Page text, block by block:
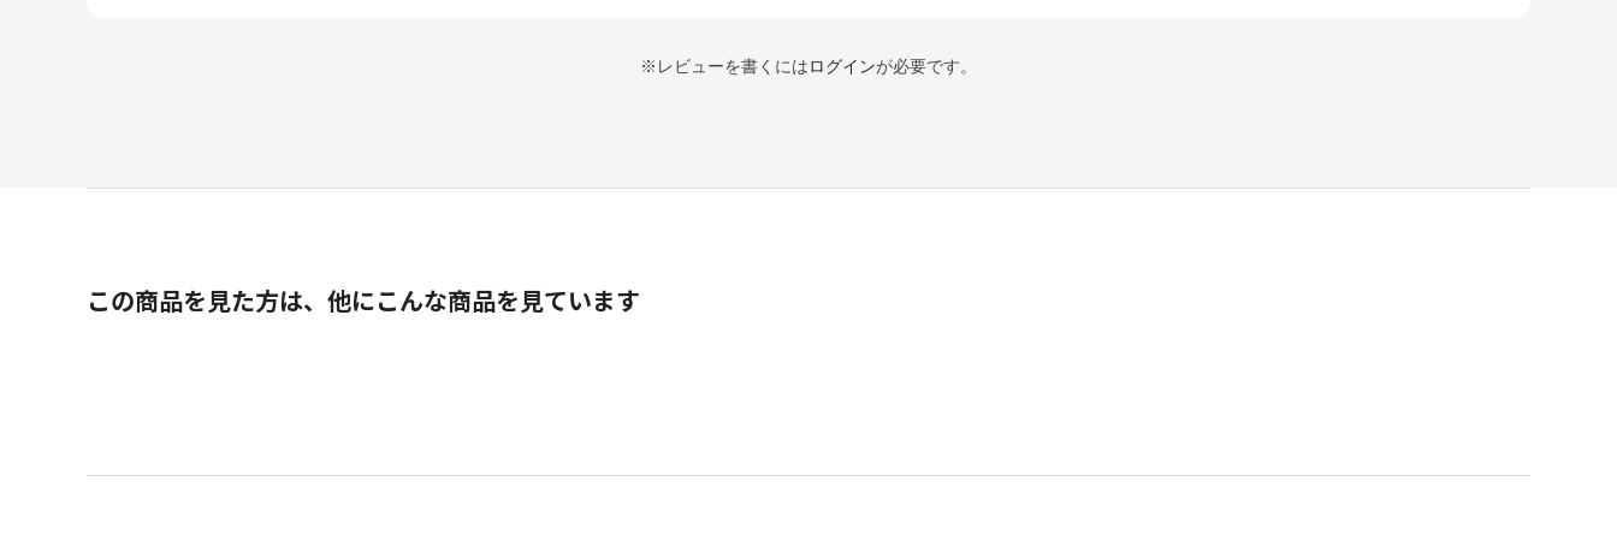
※レビューを書くにはログインが必要です。
この商品を見た方は、他にこんな商品を見ています